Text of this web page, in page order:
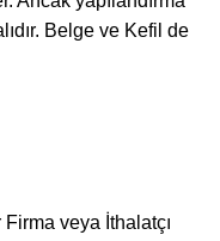
Belge ve Kefil de
veya İthalatçı